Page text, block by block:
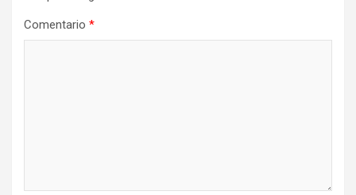
Comentario *